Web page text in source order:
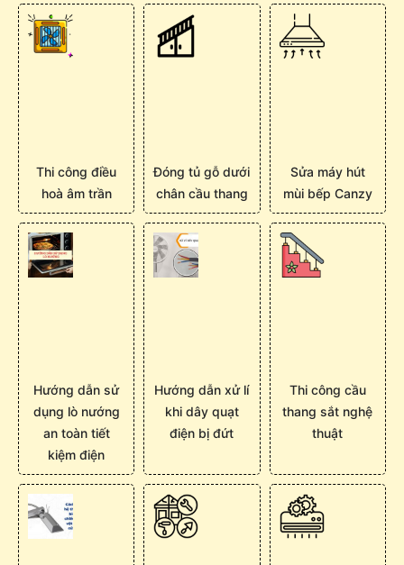
Thi công điều
hoà âm trần
Đóng tủ gỗ dưới
chân cầu thang
Sửa máy hút
mùi bếp Canzy
Hướng dẫn sử
dụng lò nướng
an toàn tiết
kiệm điện
Hướng dẫn xử lí
khi dây quạt
điện bị đứt
Thi công cầu
thang sắt nghệ
thuật